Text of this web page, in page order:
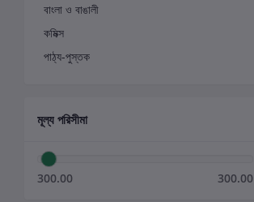
বাংলা ও বাঙালী
কমিক্স
পাঠ্য-পুস্তক
মূল্য পরিসীমা
300.00 300.00